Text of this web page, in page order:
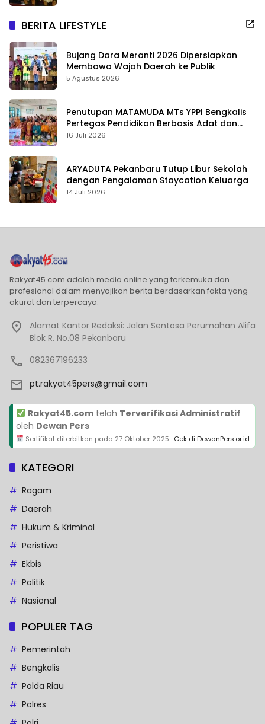
BERITA LIFESTYLE
Bujang Dara Meranti 2026 Dipersiapkan
Membawa Wajah Daerah ke Publik
5 Agustus 2026
Penutupan MATAMUDA MTs YPPI Bengkalis
Pertegas Pendidikan Berbasis Adat dan
Karakter
16 Juli 2026
ARYADUTA Pekanbaru Tutup Libur Sekolah
dengan Pengalaman Staycation Keluarga
14 Juli 2026
Rakyat45.com adalah media online yang terkemuka dan
profesional dalam menyajikan berita berdasarkan fakta yang
akurat dan terpercaya.
Alamat Kantor Redaksi: Jalan Sentosa Perumahan Alifa
Blok R. No.08 Pekanbaru
082367196233
pt.rakyat45pers@gmail.com
Rakyat45.comtelah Terverifikasi Administratif
oleh Dewan Pers
Sertifikat diterbitkan pada 27 Oktober 2025 · Cek di DewanPers.or.id
KATEGORI
Ragam
Daerah
Hukum & Kriminal
Peristiwa
Ekbis
Politik
Nasional
POPULER TAG
Pemerintah
Bengkalis
Polda Riau
Polres